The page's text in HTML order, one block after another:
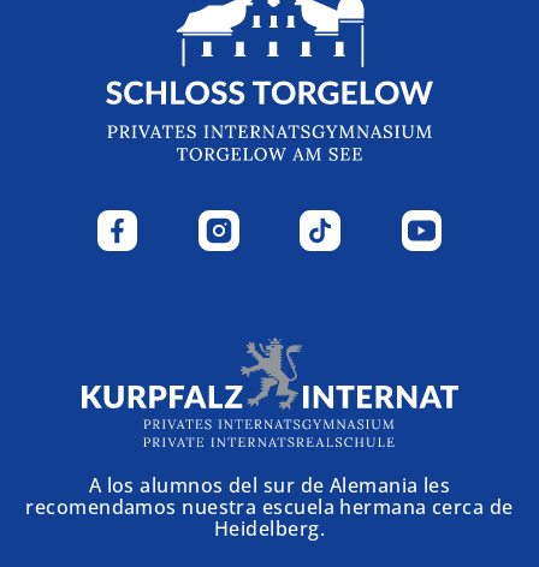
A los alumnos del sur de Alemania les
recomendamos nuestra escuela hermana cerca de
Heidelberg.